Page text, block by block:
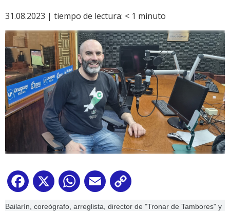
31.08.2023 | tiempo de lectura: < 1 minuto
Facebook
X WhatsApp
Email
Link
Bailarín, coreógrafo, arreglista, director de "Tronar de Tambores" y